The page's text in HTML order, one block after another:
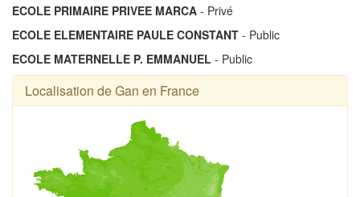
ECOLE PRIMAIRE PRIVEE MARCA - Privé
ECOLE ELEMENTAIRE PAULE CONSTANT - Public
ECOLE MATERNELLE P. EMMANUEL - Public
Localisation de Gan en France